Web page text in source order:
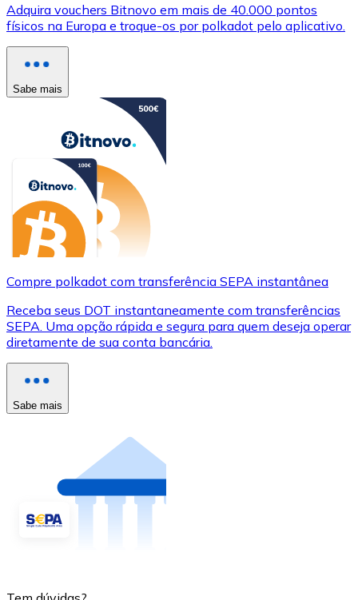
Adquira vouchers Bitnovo em mais de 40.000 pontos
físicos na Europa e troque-os por polkadot pelo aplicativo.
Sabe mais
Compre polkadot com transferência SEPA instantânea
Receba seus DOT instantaneamente com transferências
SEPA. Uma opção rápida e segura para quem deseja operar
diretamente de sua conta bancária.
Sabe mais